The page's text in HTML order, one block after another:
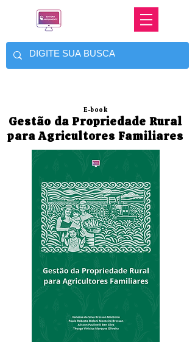
E-book
Gestão da Propriedade Rural
para Agricultores Familiares